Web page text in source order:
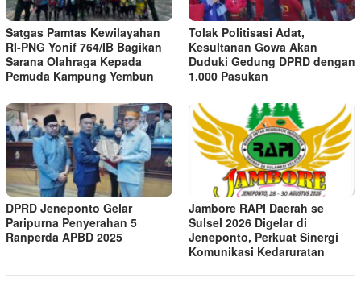
Satgas Pamtas Kewilayahan
RI-PNG Yonif 764/IB Bagikan
Sarana Olahraga Kepada
Pemuda Kampung Yembun
Tolak Politisasi Adat,
Kesultanan Gowa Akan
Duduki Gedung DPRD dengan
1.000 Pasukan
DPRD Jeneponto Gelar
Paripurna Penyerahan 5
Ranperda APBD 2025
Jambore RAPI Daerah se
Sulsel 2026 Digelar di
Jeneponto, Perkuat Sinergi
Komunikasi Kedaruratan